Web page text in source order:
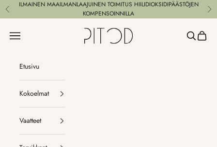
Siirry sisältöön
Edellinen
ILMAINEN MAAILMANLAAJUINEN TOIMITUS HIILIDIOKSIDIPÄÄSTÖJEN
KOMPENSOINNILLA
Pitod
Valikko Haku
Etusivu
Kokoelmat
Vaatteet